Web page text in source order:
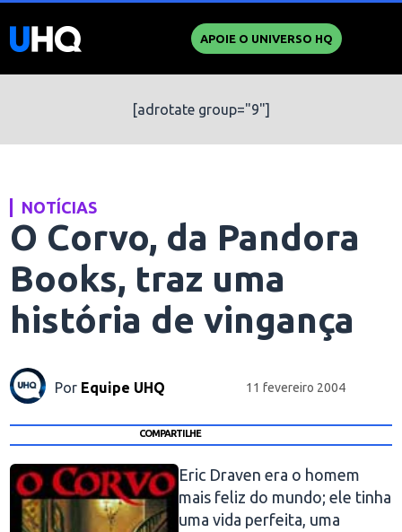
APOIE O UNIVERSO HQ
[adrotate group="9"]
NOTÍCIAS
O Corvo, da Pandora
Books, traz uma
história de vingança
Por Equipe UHQ 11 fevereiro 2004
COMPARTILHE
Eric Draven era o homem
mais feliz do mundo; ele tinha
uma vida perfeita, uma